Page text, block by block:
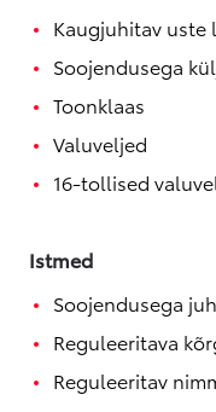
Kaugjuhitav uste
Soojendusega
Toonklaas
Valuveljed
16-tollised
Istmed
Soojendusega
Reguleeritava
Reguleeritav